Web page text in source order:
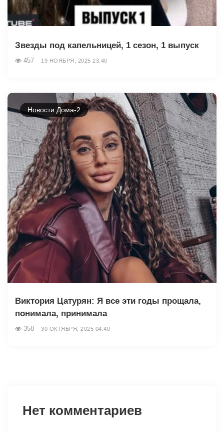
Звезды под капельницей, 1 сезон, 1 выпуск
457 19 НОЯБРЯ, 2025 23:40
Новости Дома-2
Виктория Цатурян: Я все эти годы прощала,
понимала, принимала
358 30 ОКТЯБРЯ, 2025 04:40
Нет комментариев